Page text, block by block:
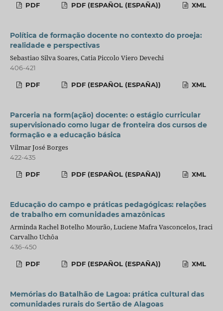
PDF PDF (ESPAÑOL (ESPAÑA)) XML
Política de formação docente no contexto do proeja:
realidade e perspectivas
Sebastiao Silva Soares, Catia Piccolo Viero Devechi
406-421
PDF PDF (ESPAÑOL (ESPAÑA)) XML
Parceria na form(ação) docente: o estágio curricular
supervisionado como lugar de fronteira dos cursos de
formação e a educação básica
Vilmar José Borges
422-435
PDF PDF (ESPAÑOL (ESPAÑA)) XML
Educação do campo e práticas pedagógicas: relações
de trabalho em comunidades amazônicas
Arminda Rachel Botelho Mourão, Luciene Mafra Vasconcelos, Iraci
Carvalho Uchôa
436-450
PDF PDF (ESPAÑOL (ESPAÑA)) XML
Memórias do Batalhão de Lagoa: prática cultural das
comunidades rurais do Sertão de Alagoas